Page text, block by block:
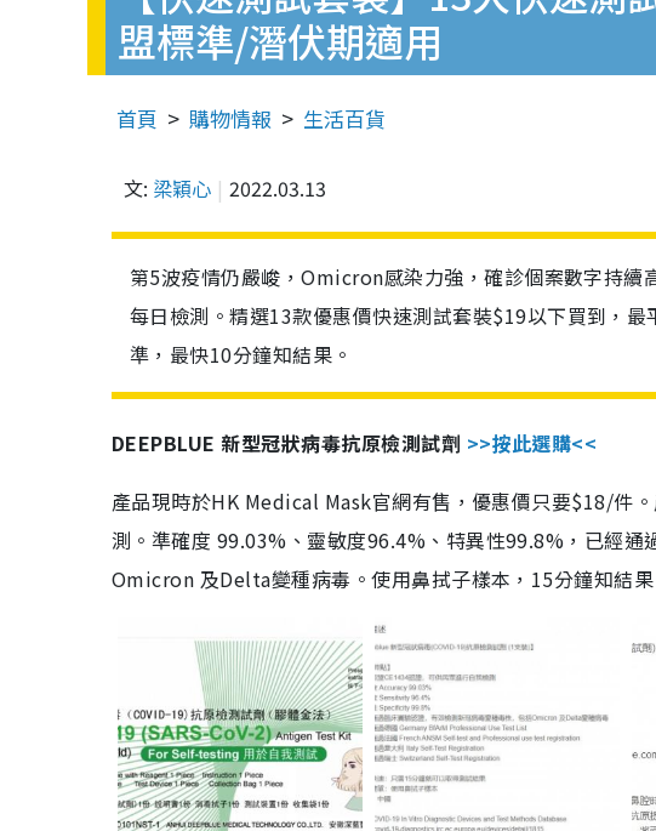
盟標準/潛伏期適用
首頁 購物情報 生活百貨
文: 梁穎心 2022.03.13
第5波疫情仍嚴峻，Omicron感染力強，確診個案數字持
每日檢測。精選13款優惠價快速測試套裝$19以下買到，
準，最快10分鐘知結果。
DEEPBLUE 新型冠狀病毒抗原檢測試劑 >>按此選購<<
產品現時於HK Medical Mask官網有售，優惠價只要$18/件
測。準確度 99.03%、靈敏度96.4%、特異性99.8%，已經
Omicron 及Delta變種病毒。使用鼻拭子樣本，15分鐘知結果